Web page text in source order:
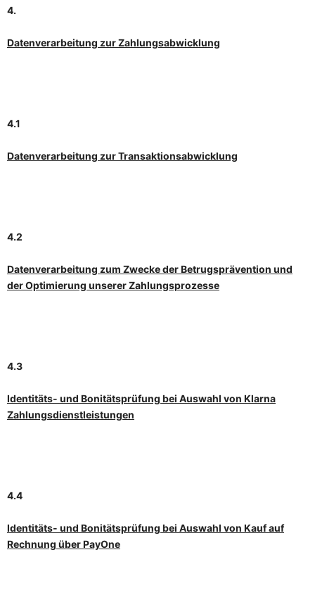
4.
Datenverarbeitung zur Zahlungsabwicklung
4.1
Datenverarbeitung zur Transaktionsabwicklung
4.2
Datenverarbeitung zum Zwecke der Betrugsprävention und
der Optimierung unserer Zahlungsprozesse
4.3
Identitäts- und Bonitätsprüfung bei Auswahl von Klarna
Zahlungsdienstleistungen
4.4
Identitäts- und Bonitätsprüfung bei Auswahl von Kauf auf
Rechnung über PayOne